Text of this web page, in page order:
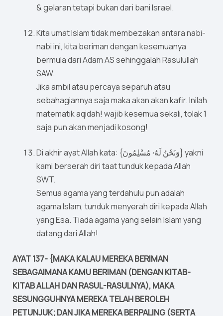
& gelaran tetapi bukan dari bani Israel.
Kita umat Islam tidak membezakan antara nabi-
nabi ini, kita beriman dengan kesemuanya
bermula dari Adam AS sehinggalah Rasulullah
SAW.
Jika ambil atau percaya separuh atau
sebahagiannya saja maka akan akan kafir. Inilah
matematik aqidah! wajib kesemua sekali, tolak 1
saja pun akan menjadi kosong!
Di akhir ayat Allah kata: {وَنَحْنُ لَهُۥ مُسْلِمُونَ} yakni
kami berserah diri taat tunduk kepada Allah
SWT.
Semua agama yang terdahulu pun adalah
agama Islam, tunduk menyerah diri kepada Allah
yang Esa. Tiada agama yang selain Islam yang
datang dari Allah!
AYAT 137- {MAKA KALAU MEREKA BERIMAN
SEBAGAIMANA KAMU BERIMAN (DENGAN KITAB-
KITAB ALLAH DAN RASUL-RASULNYA), MAKA
SESUNGGUHNYA MEREKA TELAH BEROLEH
PETUNJUK; DAN JIKA MEREKA BERPALING (SERTA